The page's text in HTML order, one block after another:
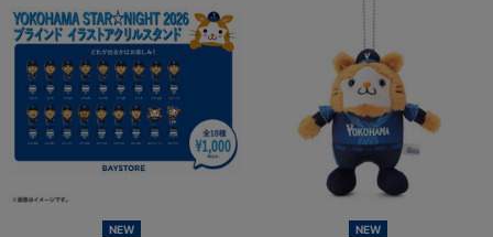
NEW NEW